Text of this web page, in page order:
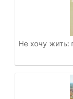
Не хочу жить: